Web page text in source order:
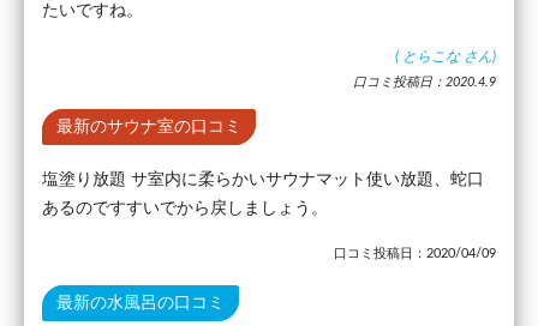
たいですね。
( とらこな さん)
口コミ投稿日：2020.4.9
最新のサウナ室の口コミ
塩塗り放題 サ室内に柔らかいサウナマット使い放題、蛇口
あるのですすいでから戻しましょう。
口コミ投稿日：2020/04/09
最新の水風呂の口コミ